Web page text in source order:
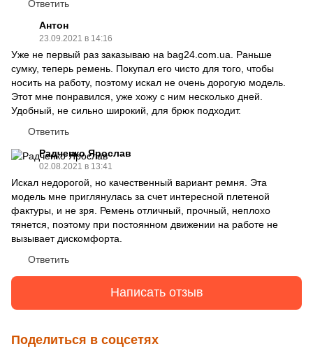
Ответить
Антон
23.09.2021 в 14:16
Уже не первый раз заказываю на bag24.com.ua. Раньше
сумку, теперь ремень. Покупал его чисто для того, чтобы
носить на работу, поэтому искал не очень дорогую модель.
Этот мне понравился, уже хожу с ним несколько дней.
Удобный, не сильно широкий, для брюк подходит.
Ответить
Радченко Ярослав
02.08.2021 в 13:41
Искал недорогой, но качественный вариант ремня. Эта
модель мне приглянулась за счет интересной плетеной
фактуры, и не зря. Ремень отличный, прочный, неплохо
тянется, поэтому при постоянном движении на работе не
вызывает дискомфорта.
Ответить
Написать отзыв
Поделиться в соцсетях